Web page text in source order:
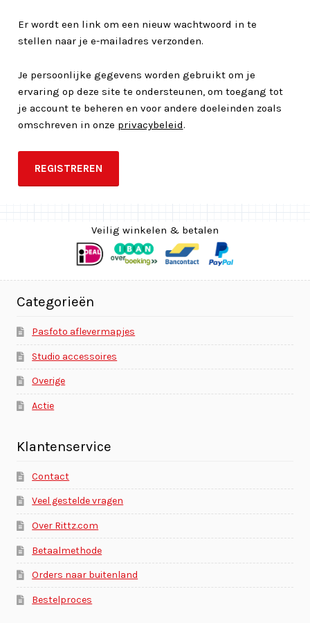
Er wordt een link om een nieuw wachtwoord in te
stellen naar je e-mailadres verzonden.
Je persoonlijke gegevens worden gebruikt om je
ervaring op deze site te ondersteunen, om toegang tot
je account te beheren en voor andere doeleinden zoals
omschreven in onze privacybeleid.
REGISTREREN
Veilig winkelen & betalen
Categorieën
Pasfoto aflevermapjes
Studio accessoires
Overige
Actie
Klantenservice
Contact
Veel gestelde vragen
Over Rittz.com
Betaalmethode
Orders naar buitenland
Bestelproces